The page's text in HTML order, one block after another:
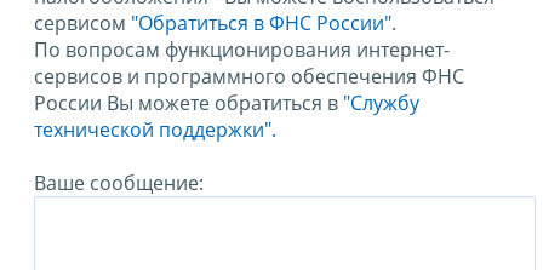
сервисом "Обратиться в ФНС России".
По вопросам функционирования интернет-
сервисов и программного обеспечения ФНС
России Вы можете обратиться в "Службу
технической поддержки".
Ваше сообщение: